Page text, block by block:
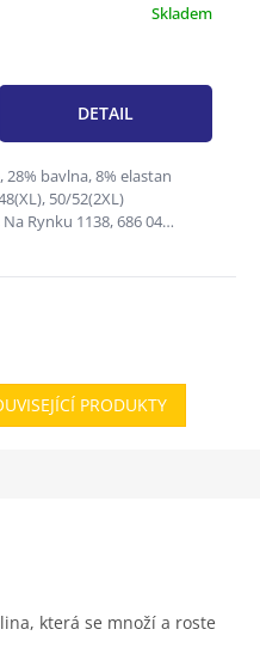
Skladem
DETAIL
bavlna, 8% elastan
50/52(2XL)
Rynku 1138, 686 04
PRODUKTY
která se množí a roste